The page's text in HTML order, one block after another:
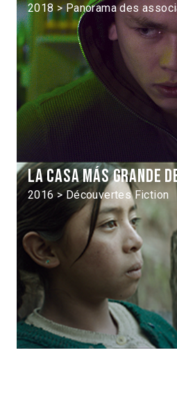
2018 > Panorama des
La Casa más grande
2016 > Découvertes Fiction